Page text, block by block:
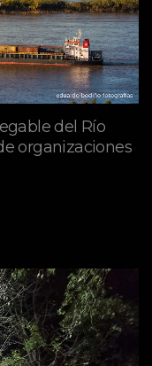
del Río
organizaciones